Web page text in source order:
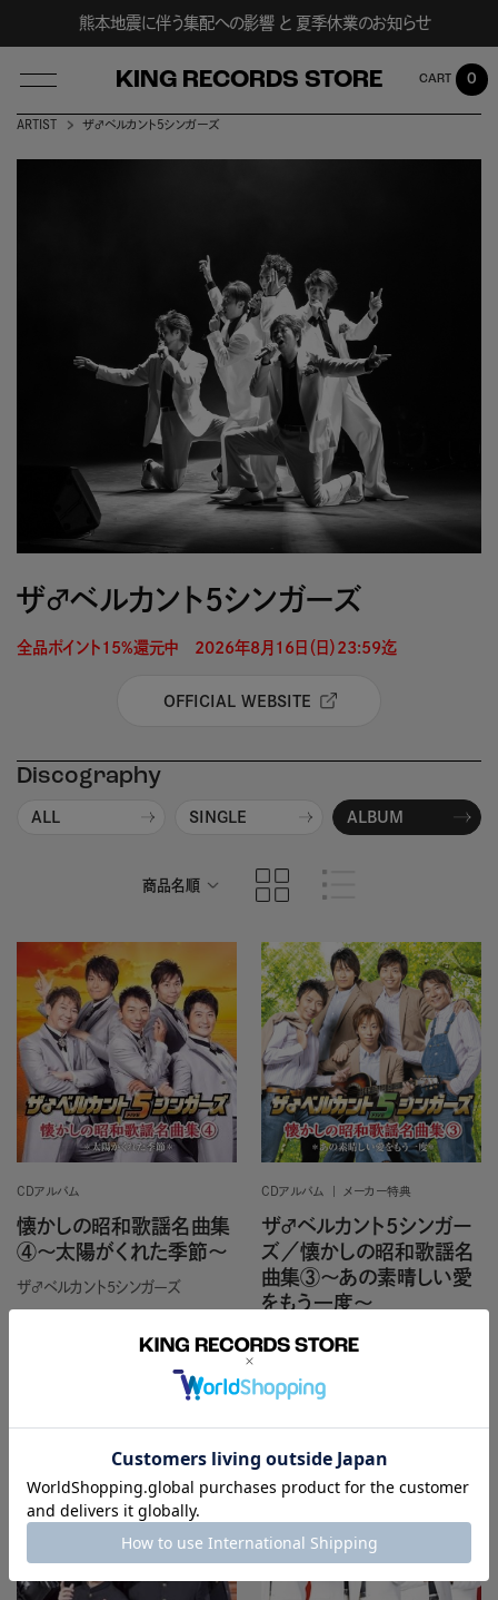
熊本地震に伴う集配への影響 と 夏季休業のお知らせ
KING RECORDS STORE 0
ARTIST ザ♂ベルカント5シンガーズ
ザ♂ベルカント5シンガーズ
全品ポイント15%還元中　2026年8月16日（日）23:59迄
OFFICIAL WEBSITE
Discography
ALL SINGLE ALBUM
商品名順
CDアルバム
懐かしの昭和歌謡名曲集
④～太陽がくれた季節～
ザ♂ベルカント5シンガーズ
CDアルバム メーカー特典
ザ♂ベルカント5シンガー
ズ／懐かしの昭和歌謡名
曲集③～あの素晴しい愛
をもう一度～
ザ♂ベルカント5シンガーズ
カートに入れる